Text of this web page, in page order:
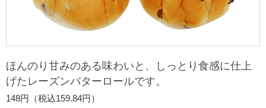
食の安全・安心への取組み
ギフト
プリペイドカード・金券
マルチコピー機でできることトップ
コピー
プリント
宅配便
切手・はがき・印紙
チケットサービス
セブンチケット
セブン‐イレブンでお受取り
企業理念
会社概要
サステナビリティ
セブン＆アイ・ホールディングスの重点課題
サステナビリティ活動基本方針
加盟店オーナー募集
ほんのり甘みのある味わいと、しっとり食感に仕上
げたレーズンバターロールです。
148円（税込159.84円）